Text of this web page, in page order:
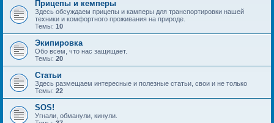
Прицепы и кемперы
Здесь обсуждаем прицепы и камперы для транспортировки нашей
техники и комфортного проживания на природе.
Темы: 10
Экипировка
Обо всем, что нас защищает.
Темы: 20
Статьи
Здесь размещаем интересные и полезные статьи, свои и не только
Темы: 22
SOS!
Угнали, обманули, кинули.